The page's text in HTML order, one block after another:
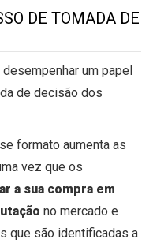
DE TOMADA DE
um papel
de decisão dos
formato aumenta as
vez que os
a sua compra em
no mercado e
que são identificadas a